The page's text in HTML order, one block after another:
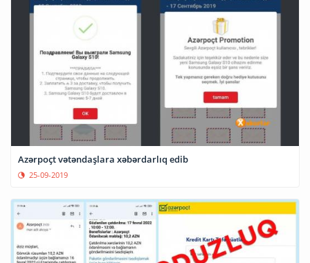
Azərpoçt vətəndaşlara xəbərdarlıq edib
25-09-2019